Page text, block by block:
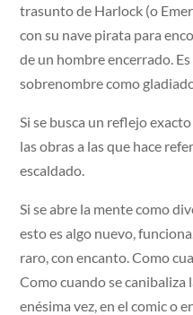
trasunto de Harlock (o
con su nave pirata para
de un hombre encerrado.
sobrenombre como
Si se busca un reflejo
las obras a las que hace
escaldado.
Si se abre la mente como
esto es algo nuevo,
raro, con encanto. Como
Como cuando se
enésima vez, en el comic o